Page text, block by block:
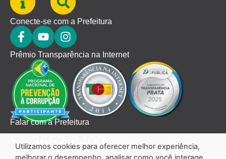
Conecte-se com a Prefeitura
Prêmio Transparência na Internet
Falar com a Prefeitura
51 3662-8400
Utilizamos cookies para oferecer melhor experiência,